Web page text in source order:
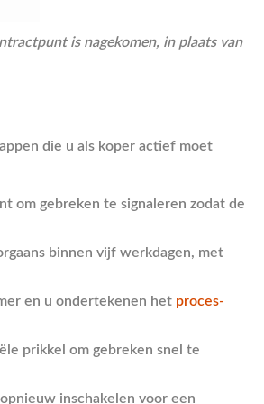
is nagekomen, in plaats van
die u als koper actief moet
om gebreken te signaleren zodat de
binnen vijf werkdagen, met
en u ondertekenen het proces-
prikkel om gebreken snel te
inschakelen voor een